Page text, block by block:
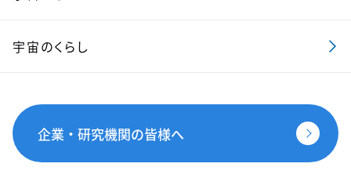
宇宙のくらし
企業・研究機関の皆様へ